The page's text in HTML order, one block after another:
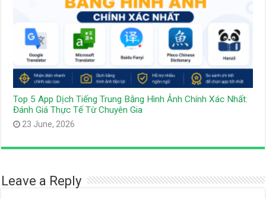
Top 5 App Dịch Tiếng Trung Bằng Hình Ảnh Chính Xác Nhất:
Đánh Giá Thực Tế Từ Chuyên Gia
23 June, 2026
Leave a Reply